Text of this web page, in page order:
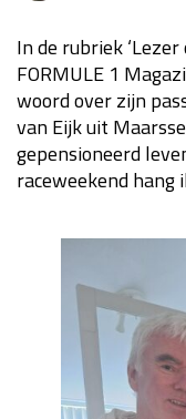
Kwalificatie
Race
Kwalificatie
Kwalificatie
Race
LAS VEGAS
Kwalificatie
GP ABU DHABI
In de rubriek
FORMULE 1
woord over zijn
van Eijk uit
gepensioneerd
raceweekend hang